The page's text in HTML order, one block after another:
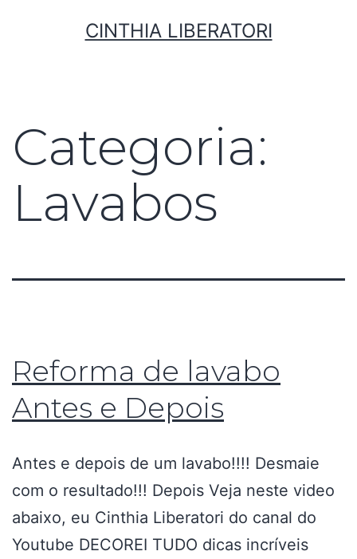
CINTHIA LIBERATORI
Categoria:
Lavabos
Reforma de lavabo
Antes e Depois
Antes e depois de um lavabo!!!! Desmaie
com o resultado!!! Depois Veja neste video
abaixo, eu Cinthia Liberatori do canal do
Youtube DECOREI TUDO dicas incríveis